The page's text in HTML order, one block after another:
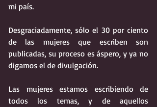
mi país.
Desgraciadamente, sólo el 30 por ciento
de las mujeres que escriben son
publicadas, su proceso es áspero, y ya no
digamos el de divulgación.
Las mujeres estamos escribiendo de
todos los temas, y de aquellos